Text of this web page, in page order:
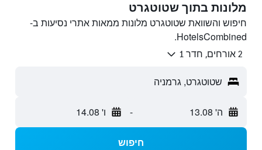
מלונות בתוך שטוטגרט
חיפוש והשוואת שטוטגרט מלונות ממאות אתרי נסיעות ב-
HotelsCombined.
2 אורחים, חדר 1
שטוטגרט, גרמניה
ה' 13.08 - ו' 14.08
חיפוש